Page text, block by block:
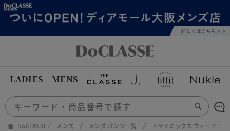
LADIES MENS
DoCLASSE メンズ メンズ パンツ一覧 ドライミックス ウィークエ